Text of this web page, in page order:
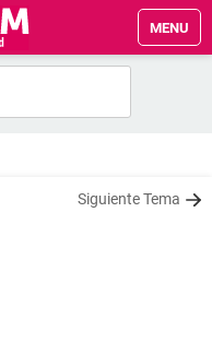
MENU
Siguiente Tema